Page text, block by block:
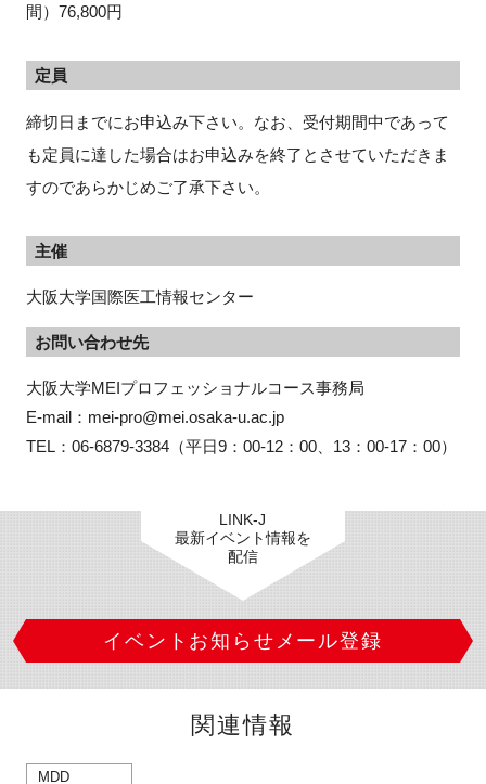
間）76,800円
定員
締切日までにお申込み下さい。なお、受付期間中であって
も定員に達した場合はお申込みを終了とさせていただきま
すのであらかじめご了承下さい。
主催
大阪大学国際医工情報センター
お問い合わせ先
大阪大学MEIプロフェッショナルコース事務局
E-mail：mei-pro@mei.osaka-u.ac.jp
TEL：06-6879-3384（平日9：00-12：00、13：00-17：00）
LINK-J
最新イベント情報を
配信
イベントお知らせメール登録
関連情報
MDD